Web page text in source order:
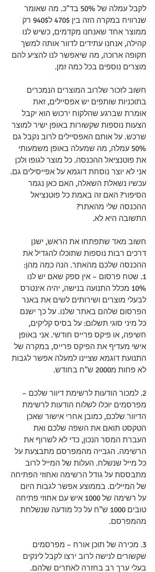
לקבל עמלה של 50% בד"כ. מה שאומר
שנרוויח במקרה הזה בין 470$ ל940$ רק
ממוצר אחד שאנחנו מקדמים, כשיש לנו
קהילה, אנחנו עתידים לדוור אותה למשך
תקופה ארוכה, מה שיאפשר לנו להציע להם
מוצרים נוספים בכל כמה זמן.
חשוב לזכור שלרוב המוצרים הנמכרים
בתוכניות שותפים יש אפסיילים, זאת
אומרת שברגע שהלקוח ירכוש הוא יקבל
הצעות נוספות שקשורות באופן ישיר למוצר
שרכש. על אותם האפסיילים לרוב נקבל גם
50% עמלה, מה שמעלה באופן משמעותי
את פוטנציאל ההכנסה. כל מוצר לגופו ולכן
אני לא יוצר נוסחת דוגמא על אפייסילים גם.
עכשיו נשאלת השאלה, האם כאן נגמר
הסיפור? האם זה באמת כל פוטנציאל
ההכנסה שלי מהאתר?
התשובה היא לא.
חשוב מאד שתפתחו את הראש, ישנן
דרכים רבות נוספות שתוכלו להגדיל את
ההכנסה שלכם מהאתר. הנה כמה מהן:
1. שטח פרסום – אין ספק שאם יש לנו
10% מכלל התנועה בנישה, יהיה אינטרס
לבעלי מוצרים ושירותים לשים את באנר
הפרסום שלהם באתר שלנו. על כך ישנם
כל מיני סוגי תשלום: על בסיס קליקים,
חשיפה, או פיקס פרייס חודשי. אני באופן
אישי מעדיף את הפיקס פרייס, במקרה של
התנועת דוגמא שציינו למעלה אפשר לגבות
לא פחות מ2000 ש"ח בחודש.
2. למכור הודעות לרשימת דיוור שלכם –
מפרסמים יוכלו לשלוח הודעות לרשימת
הדיוור שלכם, כמובן אחרי אישור שאכן
הטקסט תואם את השפה שלכם ואת
העברת המסר הנכון, כדי לא לשרוף את
הרשימה. הגבייה מהמפרסם מתבצעת על
כל מייל שנשלח. העלות של המייל לרוב
מתבססת על גודל הרשימה ואחוזי הפתיחה
של המיילים. בממוצע אפשר לגבות היום
על רשימה של 1000 איש עם אחוזי פתיחה
טובים 1000 ש"ח על כל מודעה שנשלחת
מהמפרסם.
3. מכירה של תוכן אורח – מפרסמים
שקשורים לנישה לרוב ירצו לקבל לינקים
בעלי ערך רב בחזרה לאתרים שלהם.